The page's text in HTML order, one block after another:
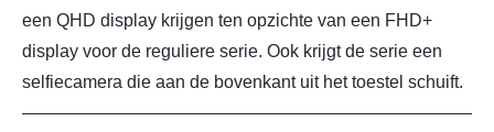
een QHD display krijgen ten opzichte van een FHD+
display voor de reguliere serie. Ook krijgt de serie een
selfiecamera die aan de bovenkant uit het toestel schuift.